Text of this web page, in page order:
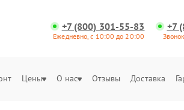
+7 (800) 301-55-83
Ежедневно, с 10:00 до 20:00
+7
Цены О нас Отзывы Доставка